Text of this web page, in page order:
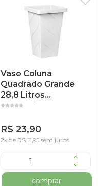
Vaso Coluna
Quadrado Grande
28,8 Litros
Marmorizado
R$ 23,90
2x de R$ 11,95 sem juros
comprar